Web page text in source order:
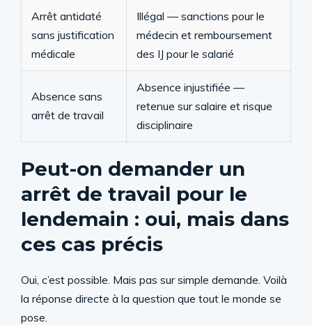
Arrêt antidaté
sans justification
médicale
Illégal — sanctions pour le
médecin et remboursement
des IJ pour le salarié
Absence sans
arrêt de travail
Absence injustifiée —
retenue sur salaire et risque
disciplinaire
Peut-on demander un
arrêt de travail pour le
lendemain : oui, mais dans
ces cas précis
Oui, c’est possible. Mais pas sur simple demande. Voilà
la réponse directe à la question que tout le monde se
pose.